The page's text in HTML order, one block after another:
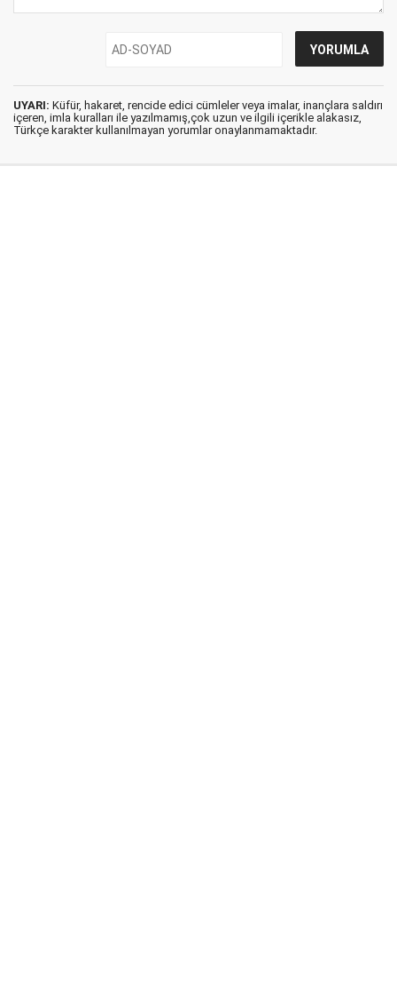
UYARI: Küfür, hakaret, rencide edici cümleler veya imalar, inançlara saldırı
içeren, imla kuralları ile yazılmamış,çok uzun ve ilgili içerikle alakasız,
Türkçe karakter kullanılmayan yorumlar onaylanmamaktadır.